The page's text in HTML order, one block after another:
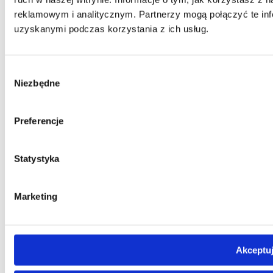
reklamowym i analitycznym. Partnerzy mogą połączyć te
uzyskanymi podczas korzystania z ich usług.
zgody
Niezbędne
Preferencje
Statystyka
Marketing